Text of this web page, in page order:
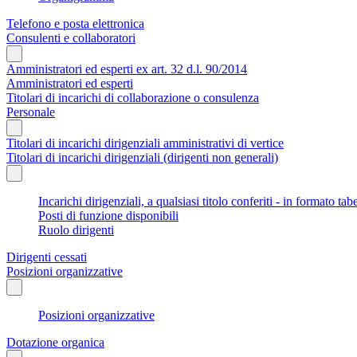
Telefono e posta elettronica
Consulenti e collaboratori
Amministratori ed esperti ex art. 32 d.l. 90/2014
Amministratori ed esperti
Titolari di incarichi di collaborazione o consulenza
Personale
Titolari di incarichi dirigenziali amministrativi di vertice
Titolari di incarichi dirigenziali (dirigenti non generali)
Incarichi dirigenziali, a qualsiasi titolo conferiti - in formato
Posti di funzione disponibili
Ruolo dirigenti
Dirigenti cessati
Posizioni organizzative
Posizioni organizzative
Dotazione organica